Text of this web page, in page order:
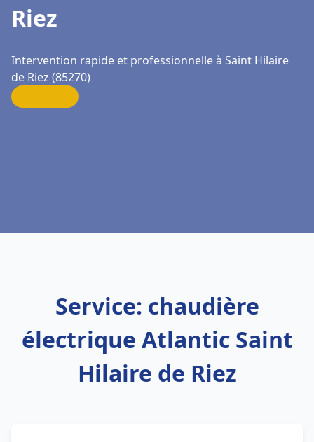
Riez
Intervention rapide et professionnelle à Saint Hilaire
de Riez (85270)
Service: chaudière
électrique Atlantic Saint
Hilaire de Riez